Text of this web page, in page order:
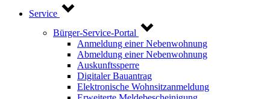
Service
Bürger-Service-Portal
Anmeldung einer Nebenwohnung
Abmeldung einer Nebenwohnung
Auskunftssperre
Digitaler Bauantrag
Elektronische Wohnsitzanmeldung